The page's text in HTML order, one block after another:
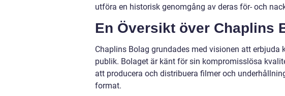
utföra en historisk genomgång av deras för- och
En Översikt över Chaplins
Chaplins Bolag grundades med visionen att
publik. Bolaget är känt för sin kompromisslösa
att producera och distribuera filmer och
format.